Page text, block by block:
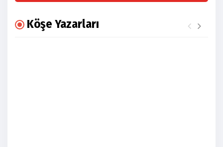
Köşe Yazarları